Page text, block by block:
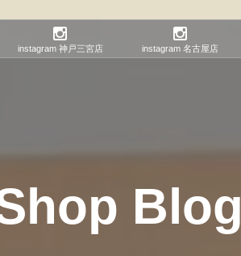
instagram 神戸三宮店 instagram 名古屋店
Blog